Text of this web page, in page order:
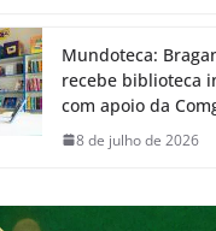
Mundoteca:
recebe biblioteca
com apoio da
8 de julho de 2026